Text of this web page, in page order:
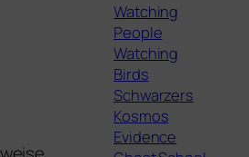
Watching
People
Watching
Birds
Schwarzers
Kosmos
Evidence